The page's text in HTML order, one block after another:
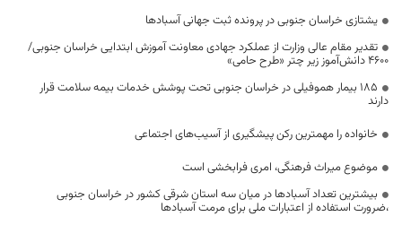
یشتازی خراسان جنوبی در پرونده ثبت جهانی آسبادها
تقدیر مقام عالی وزارت از عملکرد جهادی معاونت آموزش ابتدایی خراسان جنوبی/
۴۶۰۰ دانش‌آموز زیر چتر «طرح حامی»
۱۸۵ بیمار هموفیلی در خراسان جنوبی تحت پوشش خدمات بیمه سلامت قرار
دارند
خانواده را مهمترین رکن پیشگیری از آسیب‌های اجتماعی
موضوع میراث فرهنگی، امری فرابخشی است
بیشترین تعداد آسبادها در میان سه استان شرقی کشور در خراسان جنوبی
،ضرورت استفاده از اعتبارات ملی برای مرمت آسبادها